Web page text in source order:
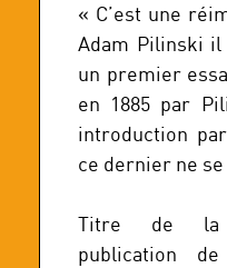
« C’est une
Adam Pilinski il
un premier
en 1885 par
introduction
ce dernier ne
Titre de la
publication de